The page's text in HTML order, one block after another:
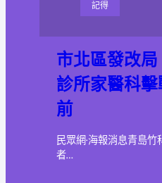
記得
市北區發改
診所家醫科
前
民眾網·海報消息青島
者…